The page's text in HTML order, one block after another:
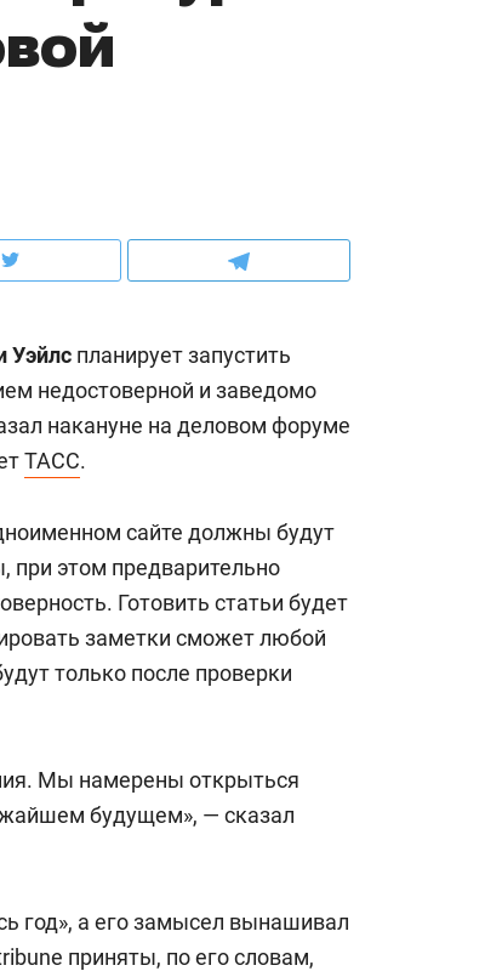
планирует запустить
недостоверной и заведомо
накануне на деловом форуме
ТАСС.
сайте должны будут
при этом предварительно
Готовить статьи будет
заметки сможет любой
только после проверки
Мы намерены открыться
будущем», — сказал
год», а его замысел вынашивал
приняты, по его словам,
росте цен, дотошных
и чудных запросах мастеров
и Face
«Нова»
Рекомендуем
с ментальным и физическим
состоянием как основа